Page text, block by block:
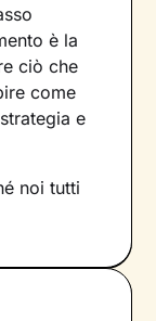
è la
ciò che
come
e
noi tutti
non le
di